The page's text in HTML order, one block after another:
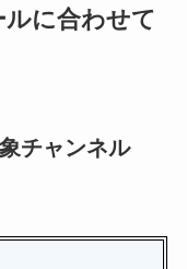
に合わせて
チャンネル